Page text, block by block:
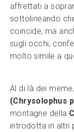
affrettati a
sottolineando
coincide, ma
sugli occhi,
molto simile a
Al di là dei
(Chrysolophus
montagne della
introdotta in altri